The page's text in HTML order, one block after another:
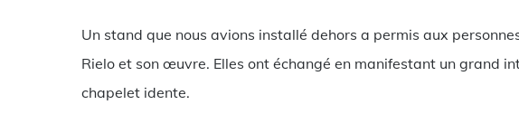
Un stand que nous avions installé dehors a permis aux
Rielo et son œuvre. Elles ont échangé en manifestant un grand
chapelet idente.